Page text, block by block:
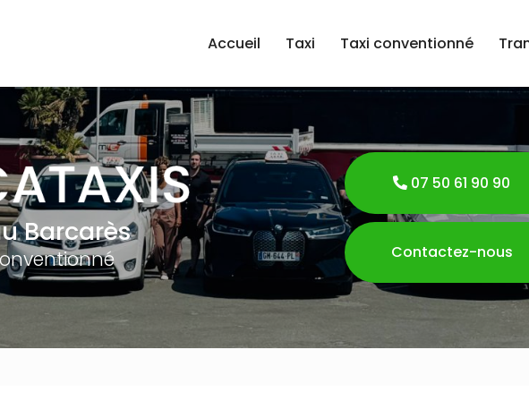
Accueil
Taxi Taxi conventionné
Barcarès
07 50 61 90 90
Contactez-nous